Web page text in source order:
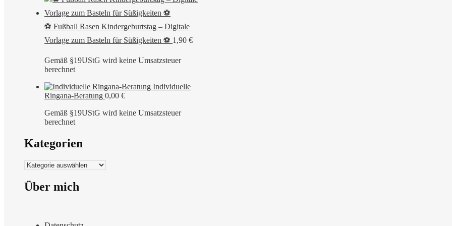
⚽ Fußball Rasen Kindergeburtstag – Digitale
Vorlage zum Basteln für Süßigkeiten ⚽ 1,90 €
Gemäß §19UStG wird keine Umsatzsteuer
berechnet
Individuelle
Ringana-Beratung 0,00 €
Gemäß §19UStG wird keine Umsatzsteuer
berechnet
Kategorien
Kategorien
Über mich